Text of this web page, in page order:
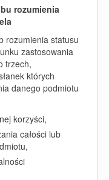
rozumienia
rozumienia statusu
zastosowania
trzech,
których
danego podmiotu
korzyści,
całości lub